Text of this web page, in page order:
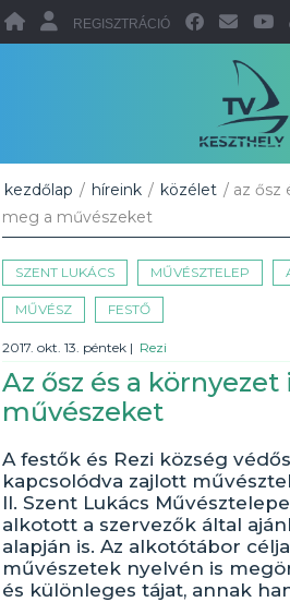
REGISZTRÁCIÓ
kezdőlap / híreink / közélet / az ősz
meg a művészeket
SZENT LUKÁCS MŰVÉSZTELEP
MŰVÉSZ FESTŐ
2017. okt. 13. péntek | Rezi
Az ősz és a
művészeket
A festők és Rezi község
kapcsolódva zajlott
II. Szent Lukács
alkotott a szervezők által
alapján is. Az alkotótábor
művészetek nyelvén is
és különleges tájat, annak